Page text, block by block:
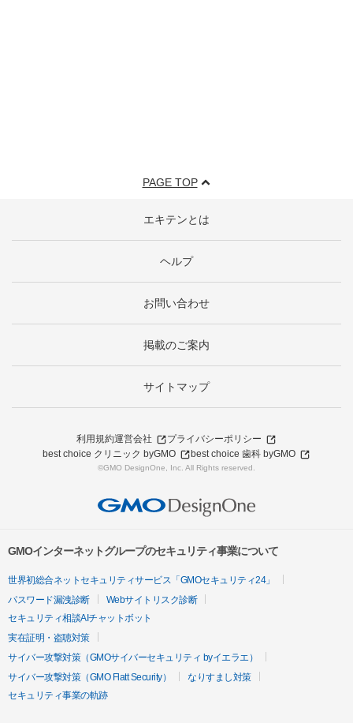
PAGE TOP
エキテンとは
ヘルプ
お問い合わせ
掲載のご案内
サイトマップ
利用規約運営会社
プライバシーポリシー
best choice クリニック byGMO
best choice 歯科 byGMO
©GMO DesignOne, Inc. All Rights reserved.
GMOインターネットグループのセキュリティ事業について
世界初総合ネットセキュリティサービス「GMOセキュリティ24」
パスワード漏洩診断
Webサイトリスク診断
セキュリティ相談AIチャットボット
実在証明・盗聴対策
サイバー攻撃対策（GMOサイバーセキュリティ byイエラエ）
サイバー攻撃対策（GMO Flatt Security）
なりすまし対策
セキュリティ事業の軌跡